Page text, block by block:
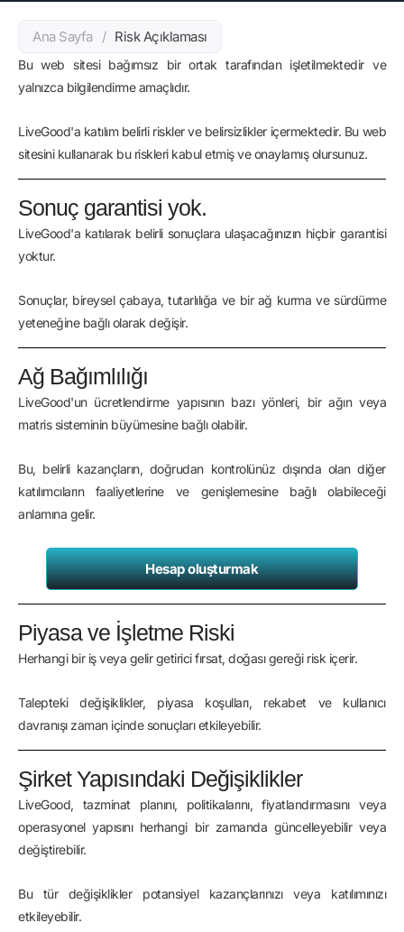
Ana Sayfa / Risk Açıklaması
Bu web sitesi bağımsız bir ortak tarafından işletilmektedir ve
yalnızca bilgilendirme amaçlıdır.
LiveGood'a katılım belirli riskler ve belirsizlikler içermektedir. Bu web
sitesini kullanarak bu riskleri kabul etmiş ve onaylamış olursunuz.
Sonuç garantisi yok.
LiveGood'a katılarak belirli sonuçlara ulaşacağınızın hiçbir garantisi
yoktur.
Sonuçlar, bireysel çabaya, tutarlılığa ve bir ağ kurma ve sürdürme
yeteneğine bağlı olarak değişir.
Ağ Bağımlılığı
LiveGood'un ücretlendirme yapısının bazı yönleri, bir ağın veya
matris sisteminin büyümesine bağlı olabilir.
Bu, belirli kazançların, doğrudan kontrolünüz dışında olan diğer
katılımcıların faaliyetlerine ve genişlemesine bağlı olabileceği
anlamına gelir.
Hesap oluşturmak
Piyasa ve İşletme Riski
Herhangi bir iş veya gelir getirici fırsat, doğası gereği risk içerir.
Talepteki değişiklikler, piyasa koşulları, rekabet ve kullanıcı
davranışı zaman içinde sonuçları etkileyebilir.
Şirket Yapısındaki Değişiklikler
LiveGood, tazminat planını, politikalarını, fiyatlandırmasını veya
operasyonel yapısını herhangi bir zamanda güncelleyebilir veya
değiştirebilir.
Bu tür değişiklikler potansiyel kazançlarınızı veya katılımınızı
etkileyebilir.